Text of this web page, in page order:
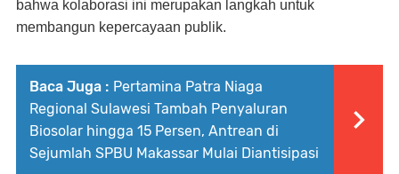
bahwa kolaborasi ini merupakan langkah untuk
membangun kepercayaan publik.
Baca Juga : Pertamina Patra Niaga
Regional Sulawesi Tambah Penyaluran
Biosolar hingga 15 Persen, Antrean di
Sejumlah SPBU Makassar Mulai Diantisipasi